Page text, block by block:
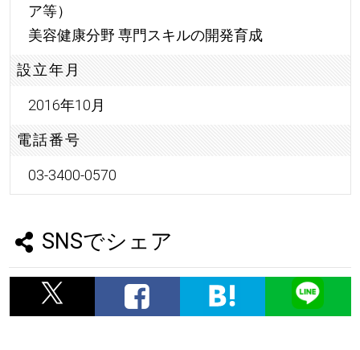
ア等）
美容健康分野 専門スキルの開発育成
設立年月
2016年10月
電話番号
03-3400-0570
SNSでシェア